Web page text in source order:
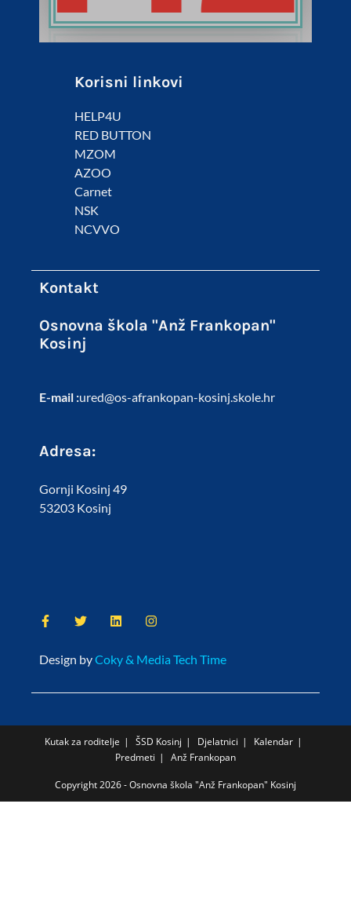
Korisni linkovi
HELP4U
RED BUTTON
MZOM
AZOO
Carnet
NSK
NCVVO
Kontakt
Osnovna škola "Anž Frankopan"
Kosinj
E-mail :ured@os-afrankopan-kosinj.skole.hr
Adresa:
Gornji Kosinj 49
53203 Kosinj
Design byCoky & Media Tech Time
Kutak za roditelje ŠSD Kosinj Djelatnici
Kalendar
Predmeti
Anž Frankopan
Copyright 2026 - Osnovna škola "Anž Frankopan" Kosinj